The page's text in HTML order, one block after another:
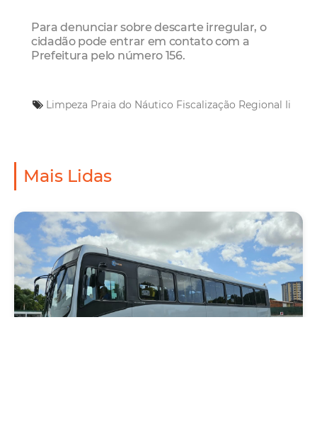
Para denunciar sobre descarte irregular, o
cidadão pode entrar em contato com a
Prefeitura pelo número 156.
Limpeza Praia do Náutico Fiscalização Regional Ii
Mais Lidas